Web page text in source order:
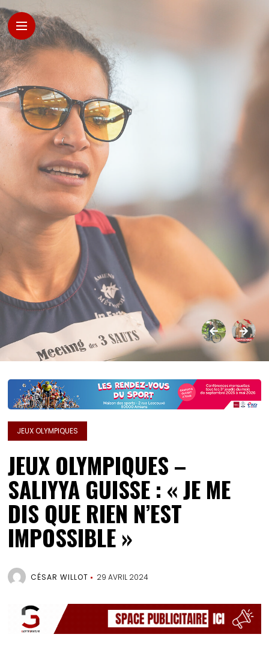
JEUX OLYMPIQUES
JEUX OLYMPIQUES –
SALIYYA GUISSE : « JE ME
DIS QUE RIEN N’EST
IMPOSSIBLE »
CÉSAR WILLOT 29 AVRIL 2024